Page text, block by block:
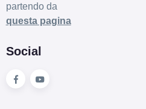
partendo da
questa pagina
Social